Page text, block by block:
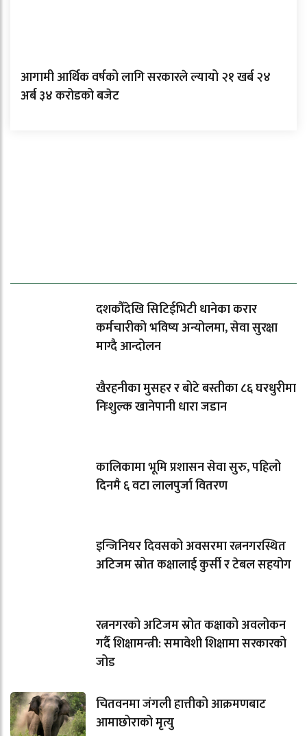
आगामी आर्थिक वर्षको लागि सरकारले ल्यायो २१ खर्ब २४
अर्ब ३४ करोडको बजेट
दशकौँदेखि सिटिईभिटी धानेका करार
कर्मचारीको भविष्य अन्योलमा, सेवा सुरक्षा
माग्दै आन्दोलन
खैरहनीका मुसहर र बोटे बस्तीका ८६ घरधुरीमा
निःशुल्क खानेपानी धारा जडान
कालिकामा भूमि प्रशासन सेवा सुरु, पहिलो
दिनमै ६ वटा लालपुर्जा वितरण
इन्जिनियर दिवसको अवसरमा रत्ननगरस्थित
अटिजम स्रोत कक्षालाई कुर्सी र टेबल सहयोग
रत्ननगरको अटिजम स्रोत कक्षाको अवलोकन
गर्दै शिक्षामन्त्री: समावेशी शिक्षामा सरकारको
जोड
चितवनमा जंगली हात्तीको आक्रमणबाट
आमाछोराको मृत्यु